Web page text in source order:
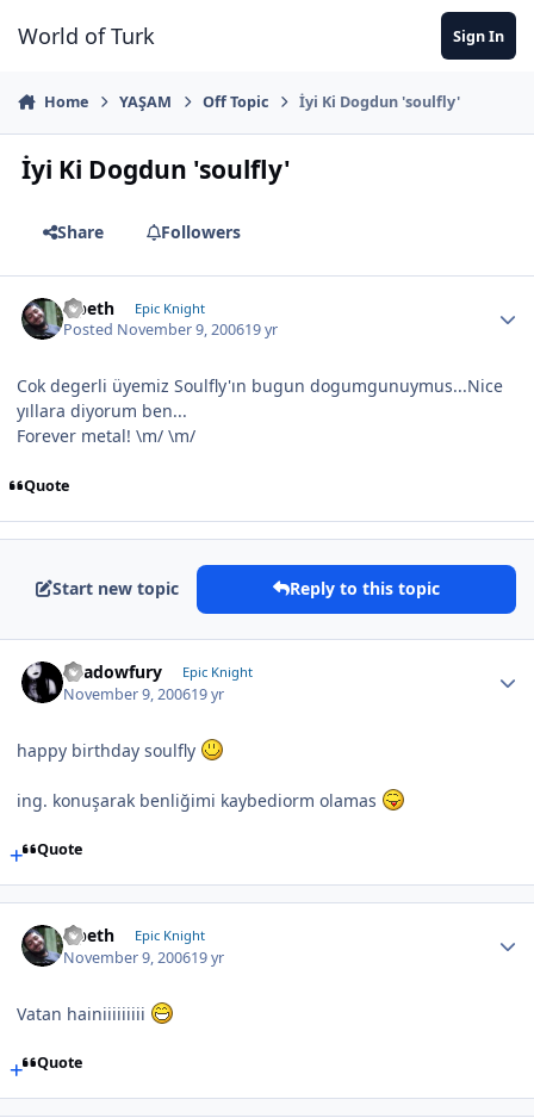
World of Turk Sign In
Home YAŞAM Off Topic İyi Ki Dogdun 'soulfly'
İyi Ki Dogdun 'soulfly'
Share Followers
Opeth Epic Knight
Posted November 9, 200619 yr
Cok degerli üyemiz Soulfly'ın bugun dogumgunuymus...Nice
yıllara diyorum ben...
Forever metal! \m/ \m/
Quote
Start new topic Reply to this topic
Shadowfury Epic Knight
November 9, 200619 yr
happy birthday soulfly
ing. konuşarak benliğimi kaybediorm olamas
Quote
Opeth Epic Knight
November 9, 200619 yr
Vatan hainiiiiiiiii
Quote